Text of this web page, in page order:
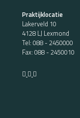
Praktijklocatie
Lakerveld 10
4128 LJ Lexmond
Tel: 088 - 2450000
Fax: 088 - 2450010